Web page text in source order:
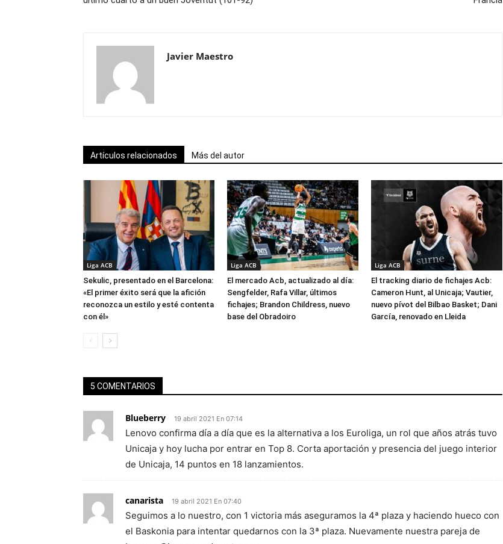
Javier Maestro
Artículos relacionados Más del autor
Liga ACB
Sekulic, presentado en el Barcelona:
«El primer éxito será que la afición
reconozca un estilo y esté contenta
con él»
Liga ACB
El mercado Acb, actualizado al día:
Sengfelder, Rafa Villar, últimos
fichajes; Brandon Childress, nuevo
base del Obradoiro
Liga ACB
El tracking diario de fichajes Acb:
Cameron Hunt, al Unicaja; Vautier,
nuevo pívot del Bilbao Basket; Dani
García, renovado en Lleida
5 COMENTARIOS
Blueberry 19 abril 2021 En 07:14
Lenovo confirma día a día que es la alternativa a los Euroliga, un rol que años atrás tuvo
Unicaja y hoy lucha por entrar en Top 8. Corta aportación y presencia del juego interior
de Unicaja, 14 puntos en 18 lanzamientos.
canarista 19 abril 2021 En 07:40
Seguimos a lo nuestro, con 1 victoria más aseguramos la 4ª plaza y haciendo hueco con
el Baskonia para intentar quedarnos con la 3ª plaza. Nuevamente nuestra pareja de